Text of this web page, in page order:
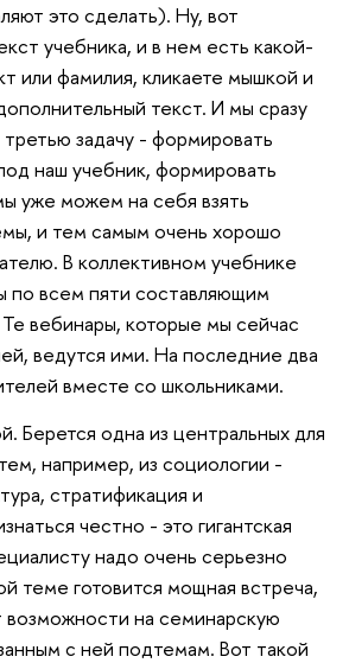
это сделать). Ну, вот
учебника, и в нем есть какой-
или фамилия, кликаете мышкой и
текст. И мы сразу
задачу - формировать
наш учебник, формировать
уже можем на себя взять
и тем самым очень хорошо
В коллективном учебнике
по всем пяти составляющим
вебинары, которые мы сейчас
ведутся ими. На последние два
вместе со школьниками.
Берется одна из центральных для
например, из социологии -
стратификация и
честно - это гигантская
надо очень серьезно
теме готовится мощная встреча,
возможности на семинарскую
с ней подтемам. Вот такой